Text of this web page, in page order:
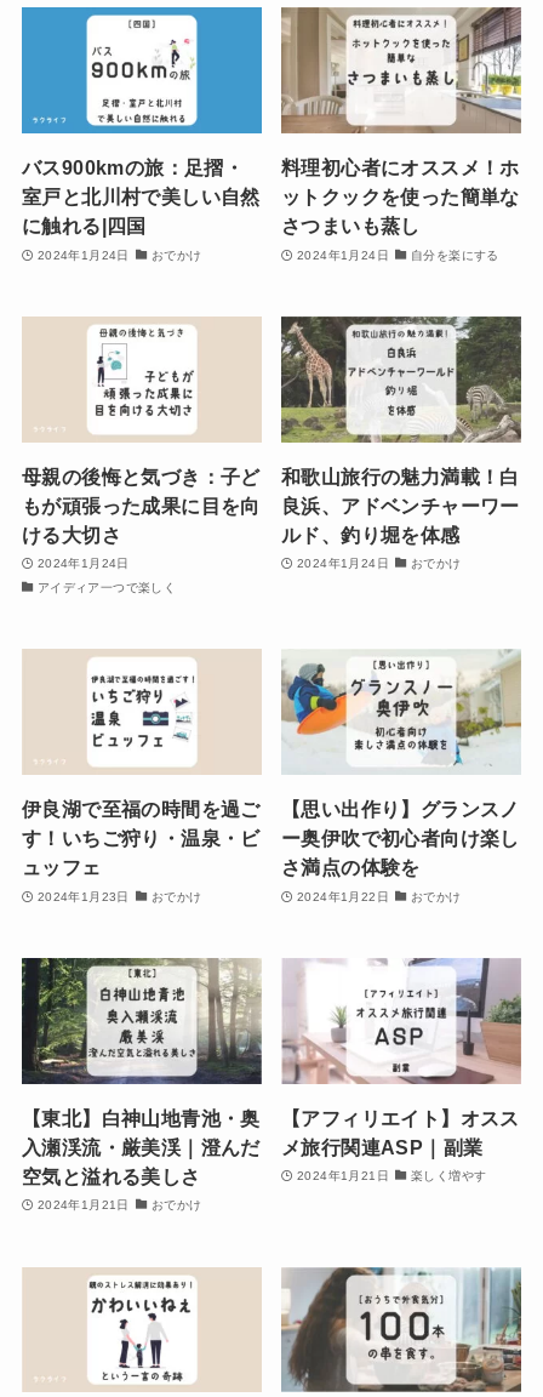
バス900kmの旅：足摺・
室戸と北川村で美しい自然
に触れる|四国
2024年1月24日 おでかけ
料理初心者にオススメ！ホ
ットクックを使った簡単な
さつまいも蒸し
2024年1月24日 自分を楽にする
母親の後悔と気づき：子ど
もが頑張った成果に目を向
ける大切さ
2024年1月24日
アイディア一つで楽しく
和歌山旅行の魅力満載！白
良浜、アドベンチャーワー
ルド、釣り堀を体感
2024年1月24日 おでかけ
伊良湖で至福の時間を過ご
す！いちご狩り・温泉・ビ
ュッフェ
2024年1月23日 おでかけ
【思い出作り】グランスノ
ー奥伊吹で初心者向け楽し
さ満点の体験を
2024年1月22日 おでかけ
【東北】白神山地青池・奥
入瀬渓流・厳美渓｜澄んだ
空気と溢れる美しさ
2024年1月21日 おでかけ
【アフィリエイト】オスス
メ旅行関連ASP｜副業
2024年1月21日 楽しく増やす